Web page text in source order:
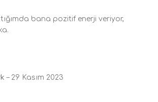
bana pozitif enerji veriyor,
– 29 Kasım 2023